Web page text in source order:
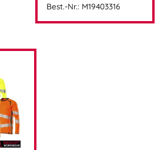
zusammengehören.
Schutz 20950bietet dir
das, was du täglich brauchst.
arbeiten.
Mund Nasen Schutz 3 lagig 98%,
medizinische Gesichtsmaske 10er
Arbeit
Best.-Nr.: M19403316